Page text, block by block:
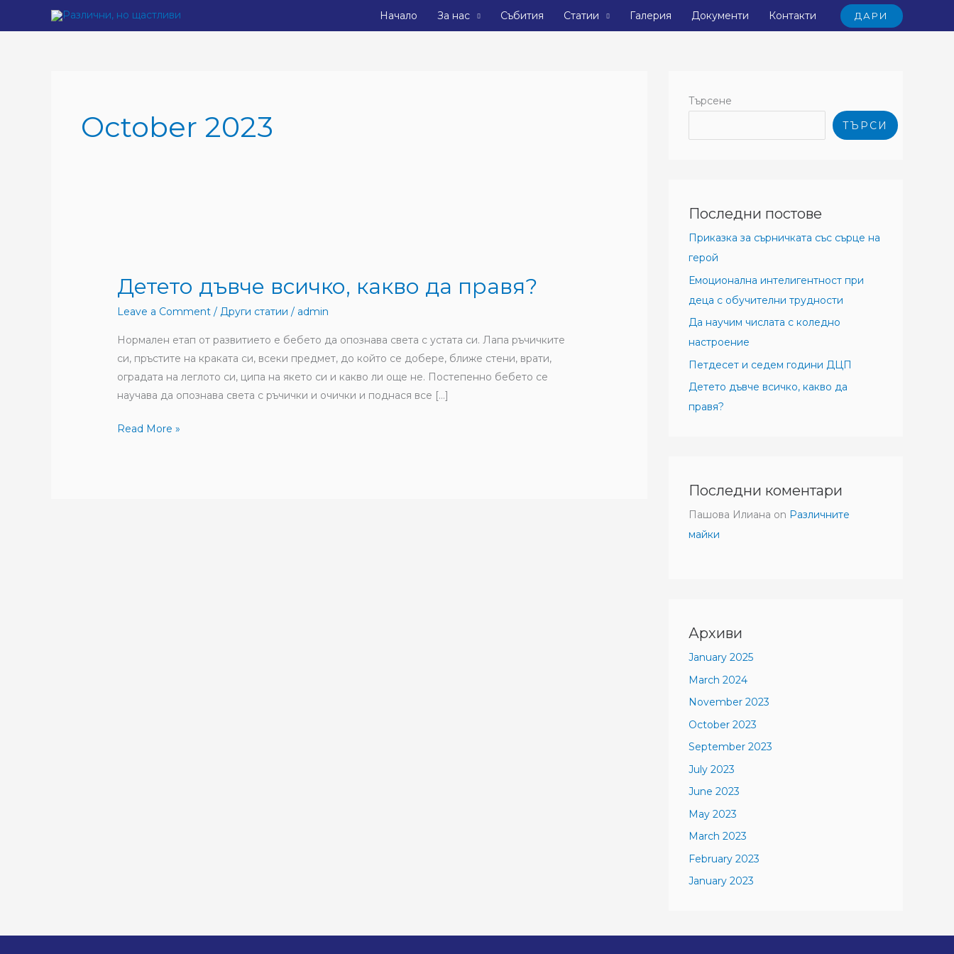
Начало За нас Събития Статии Галерия Документи Контакти ДАРИ
October 2023
Детето дъвче всичко, какво да правя?
Leave a Comment / Други статии / admin
Нормален етап от развитието е бебето да опознава света с устата си. Лапа ръчичките
си, пръстите на краката си, всеки предмет, до който се добере, ближе стени, врати,
оградата на леглото си, ципа на якето си и какво ли още не. Постепенно бебето се
научава да опознава света с ръчички и очички и поднася все […]
всичко,
правя?
Read More »
Търсене
ТЪРСИ
Последни постове
Приказка за сърничката със сърце на
герой
Емоционална интелигентност при
деца с обучителни трудности
Да научим числата с коледно
настроение
Петдесет и седем години ДЦП
Детето дъвче всичко, какво да
правя?
Последни коментари
Пашова Илиана on Различните
майки
Архиви
January 2025
March 2024
November 2023
October 2023
September 2023
July 2023
June 2023
May 2023
March 2023
February 2023
January 2023